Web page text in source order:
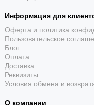
гольф и
Информация для
Оферта и политика
Пользовательское
Блог
Оплата
Доставка
Реквизиты
Условия обмена и
О компании